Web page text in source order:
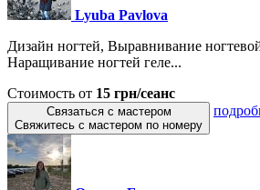
Lyuba Pavlova
Дизайн ногтей, Выравнивание
Наращивание ногтей геле...
Стоимость от 15 грн/сеанс
Связаться с мастером
Свяжитесь с мастером по номеру